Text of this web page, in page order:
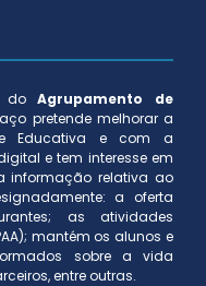
doAgrupamento de
pretende melhorar a
Educativa e com a
e tem interesse em
informação relativa ao
a oferta
as atividades
mantém os alunos e
sobre a vida
entre outras.